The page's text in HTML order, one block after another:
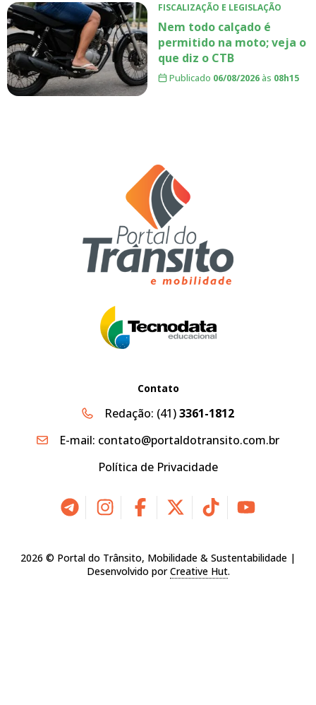
FISCALIZAÇÃO E LEGISLAÇÃO
Nem todo calçado é
permitido na moto; veja o
que diz o CTB
Publicado 06/08/2026às 08h15
Contato
Redação: (41)3361-1812
E-mail: contato@portaldotransito.com.br
Política de Privacidade
2026 © Portal do Trânsito, Mobilidade & Sustentabilidade |
Desenvolvido porCreative Hut.